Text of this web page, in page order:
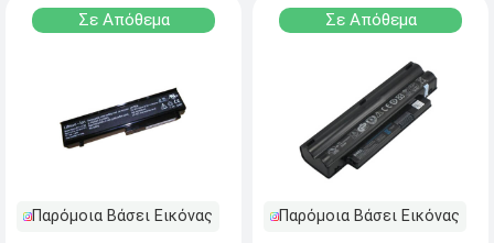
Σε Απόθεμα
Παρόμοια Βάσει Εικόνας
Σε Απόθεμα
Παρόμοια Βάσει Εικόνας